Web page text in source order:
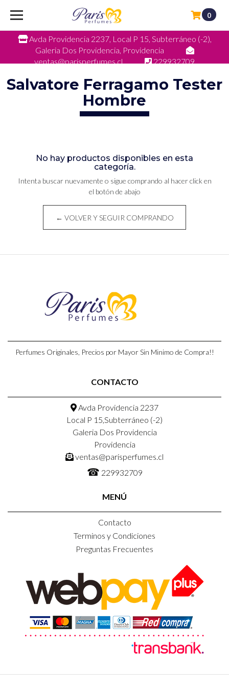
Avda Providencia 2237, Local P 15, Subterráneo (-2),
Galeria Dos Providencia, Providencia
ventas@parisperfumes.cl
229932709
0
Salvatore Ferragamo Tester
Hombre
No hay productos disponibles en esta
categoría.
Intenta buscar nuevamente o sigue comprando al hacer click en
el botón de abajo
← VOLVER Y SEGUIR COMPRANDO
Perfumes Originales, Precios por Mayor Sin Minimo de Compra!!
CONTACTO
Avda Providencia 2237
Local P 15,Subterráneo (-2)
Galeria Dos Providencia
Providencia
ventas@parisperfumes.cl
☎ 229932709
MENÚ
Contacto
Terminos y Condiciones
Preguntas Frecuentes